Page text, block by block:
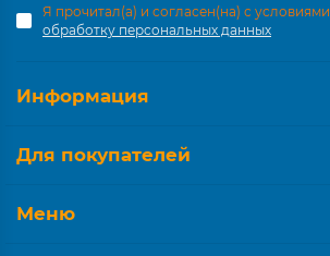
Я прочитал(а) и согласен(на) с условиями
обработку персональных данных
Информация
Для покупателей
Меню